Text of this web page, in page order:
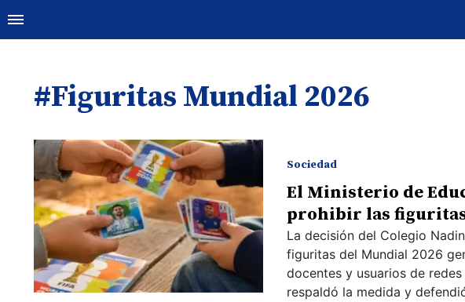
#Figuritas Mundial 2026
Sociedad
El Ministerio de
prohibir las
La decisión del Colegio
figuritas del Mundial 2026
docentes y usuarios de
respaldó la medida y